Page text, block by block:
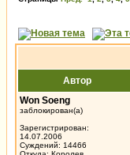
Автор
Won Soeng
заблокирован(а)
Зарегистрирован:
14.07.2006
Суждений: 14466